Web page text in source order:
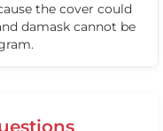
the cover could
damask cannot be